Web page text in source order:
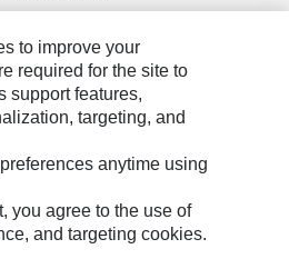
to improve your
required for the site to
support features,
targeting, and
anytime using
you agree to the use of
and targeting cookies.